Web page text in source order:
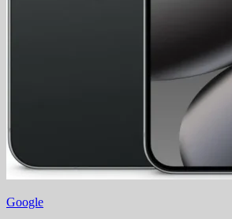
Google